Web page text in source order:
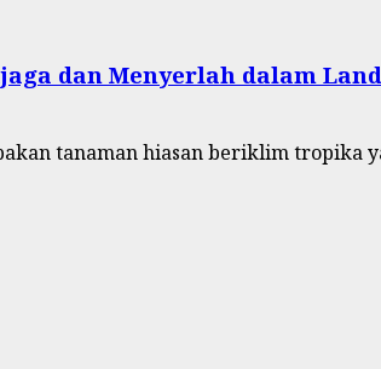
dan Menyerlah dalam
tanaman hiasan beriklim tropika